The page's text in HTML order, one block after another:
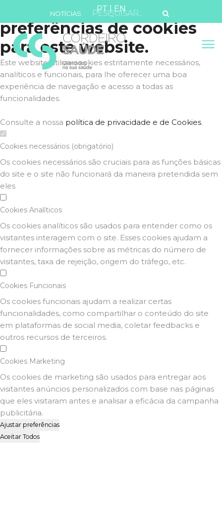
Defina as suas
preferências de cookies
para este website.
Este website utiliza cookies estritamente necessários,
analíticos e funcionais, para lhe oferecer uma boa
experiência de navegação e acesso a todas as
funcionalidades.
Consulte a nossa política de privacidade e de Cookies.
Cookies necessários (obrigatório)
Os cookies necessários são cruciais para as funções básicas
do site e o site não funcionará da maneira pretendida sem
eles
Cookies Analíticos
Os cookies analíticos são usados para entender como os
visitantes interagem com o site. Esses cookies ajudam a
fornecer informações sobre as métricas do número de
visitantes, taxa de rejeição, origem do tráfego, etc.
Cookies Funcionais
Os cookies funcionais ajudam a realizar certas
funcionalidades, como compartilhar o conteúdo do site
em plataformas de social media, coletar feedbacks e
outros recursos de terceiros.
Cookies Marketing
Os cookies de marketing são usados para entregar aos
visitantes anúncios personalizados com base nas páginas
que eles visitaram antes e analisar a eficácia da campanha
publicitária.
Ajustar preferências
Aceitar Todos
PT| EN
NOTÍCIAS